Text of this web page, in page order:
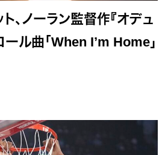
ト、ノーラン監督作『オデュ
ール曲「When I’m Home」